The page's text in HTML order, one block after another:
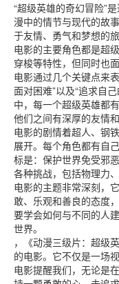
“超级英雄的奇幻冒险”
漫中的情节与现代的故
于友情、勇气和梦想的旅
电影的主要角色都是超
穿梭等特性，但同时也
电影通过几个关键点来
面对困难”以及“追求自
中，每一个超级英雄都
他们之间有深厚的友情
电影的剧情着超人、钢
展开。每个角色都有自
标是：保护世界免受邪
各种挑战，包括物理力
电影的主题非常深刻，
敢、乐观和善良的态度
要学会如何与不同的人
世界。
，《动漫三级片：超级
的电影。它不仅是一场
电影提醒我们，无论是